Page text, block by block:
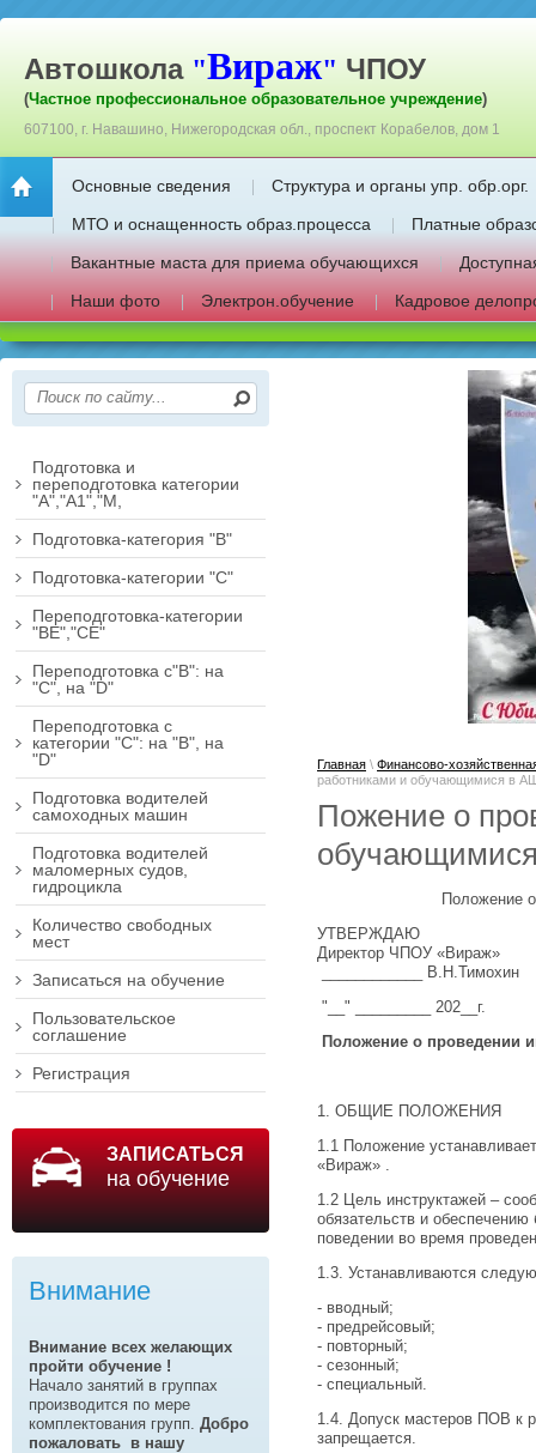
Автошкола "Вираж" ЧПОУ
(Частное профессиональное образовательное учреждение)
607100, г. Навашино, Нижегородская обл., проспект Корабелов, дом 1
Основные сведения
Структура и органы упр. обр.орг.
МТО и оснащенность образ.процесса
Платные
Вакантные маста для приема обучающихся
Наши фото
Электрон.обучение Кадровое
Главная \ Финансово-
работниками и обучающимися в
Пожение о
Положение
УТВЕРЖДАЮ
Директор ЧПОУ «Вираж»
____________ В.Н.Тимохин
"__" _________ 202__г.
Положение о проведении
1. ОБЩИЕ ПОЛОЖЕНИЯ
1.1 Положение
«Вираж» .
1.2 Цель инструктажей –
обязательств и
поведении во время
1.3. Устанавливаются
- вводный;
- предрейсовый;
- повторный;
- сезонный;
- специальный.
1.4. Допуск мастеров ПОВ к
запрещается.
Подготовка и
переподготовка категории
"А","А1","М,
Подготовка-категория "В"
Подготовка-категории "С"
Переподготовка-категории
"ВЕ","СЕ"
Переподготовка с"В": на
"С", на "D"
Переподготовка с
категории "С": на "В", на
"D"
Подготовка водителей
самоходных машин
Подготовка водителей
маломерных судов,
гидроцикла
Количество свободных
мест
Записаться на обучение
Пользовательское
соглашение
Регистрация
ЗАПИСАТЬСЯ
на обучение
Внимание
Внимание всех желающих
пройти обучение !
Начало занятий в группах
производится по мере
комплектования групп. Добро
пожаловать в нашу